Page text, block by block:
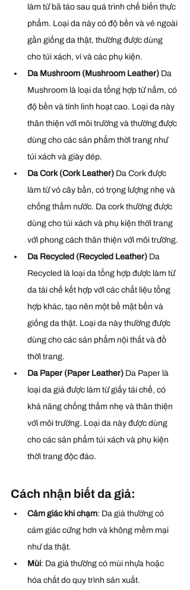
làm từ bã táo sau quá trình chế biến thực
phẩm. Loại da này có độ bền và vẻ ngoài
gần giống da thật, thường được dùng
cho túi xách, ví và các phụ kiện.
Da Mushroom (Mushroom Leather) Da
Mushroom là loại da tổng hợp từ nấm, có
độ bền và tính linh hoạt cao. Loại da này
thân thiện với môi trường và thường được
dùng cho các sản phẩm thời trang như
túi xách và giày dép.
Da Cork (Cork Leather) Da Cork được
làm từ vỏ cây bần, có trọng lượng nhẹ và
chống thấm nước. Da cork thường được
dùng cho túi xách và phụ kiện thời trang
với phong cách thân thiện với môi trường.
Da Recycled (Recycled Leather) Da
Recycled là loại da tổng hợp được làm từ
da tái chế kết hợp với các chất liệu tổng
hợp khác, tạo nên một bề mặt bền và
giống da thật. Loại da này thường được
dùng cho các sản phẩm nội thất và đồ
thời trang.
Da Paper (Paper Leather) Da Paper là
loại da giả được làm từ giấy tái chế, có
khả năng chống thấm nhẹ và thân thiện
với môi trường. Loại da này được dùng
cho các sản phẩm túi xách và phụ kiện
thời trang độc đáo.
Cách nhận biết da giả:
Cảm giác khi chạm: Da giả thường có
cảm giác cứng hơn và không mềm mại
như da thật.
Mùi: Da giả thường có mùi nhựa hoặc
hóa chất do quy trình sản xuất.